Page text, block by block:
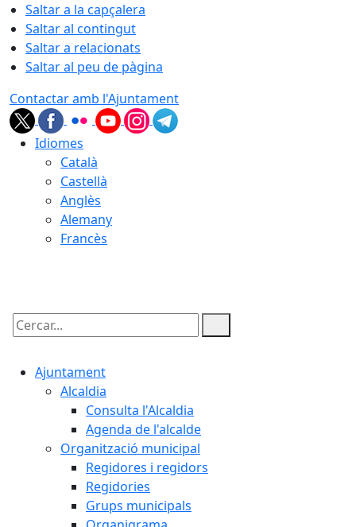
Saltar a la capçalera
Saltar al contingut
Saltar a relacionats
Saltar al peu de pàgina
Contactar amb l'Ajuntament
Idiomes
Català
Castellà
Anglès
Alemany
Francès
Cercar:
Ajuntament
Alcaldia
Consulta l'Alcaldia
Agenda de l'alcalde
Organització municipal
Regidores i regidors
Regidories
Grups municipals